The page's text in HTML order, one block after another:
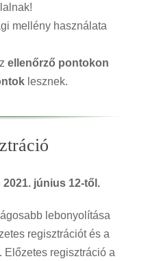
mellény használata
ellenőrző pontokon
lesznek.
június 12-től.
lebonyolítása
regisztrációt és a
Előzetes regisztráció a